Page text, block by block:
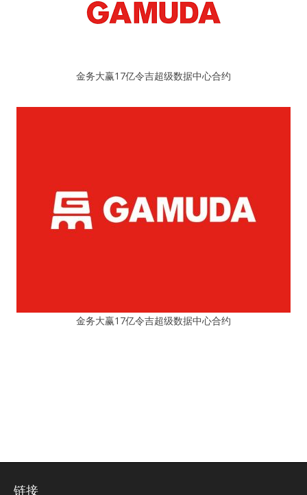
金务大赢17亿令吉超级数据中心合约
金务大赢17亿令吉超级数据中心合约
链接